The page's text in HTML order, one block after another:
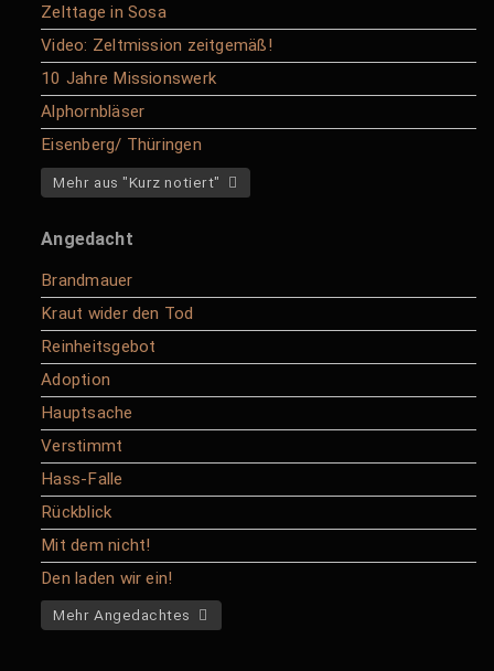
Zelttage in Sosa
Video: Zeltmission zeitgemäß!
10 Jahre Missionswerk
Alphornbläser
Eisenberg/ Thüringen
Mehr aus "Kurz notiert"
Angedacht
Brandmauer
Kraut wider den Tod
Reinheitsgebot
Adoption
Hauptsache
Verstimmt
Hass-Falle
Rückblick
Mit dem nicht!
Den laden wir ein!
Mehr Angedachtes